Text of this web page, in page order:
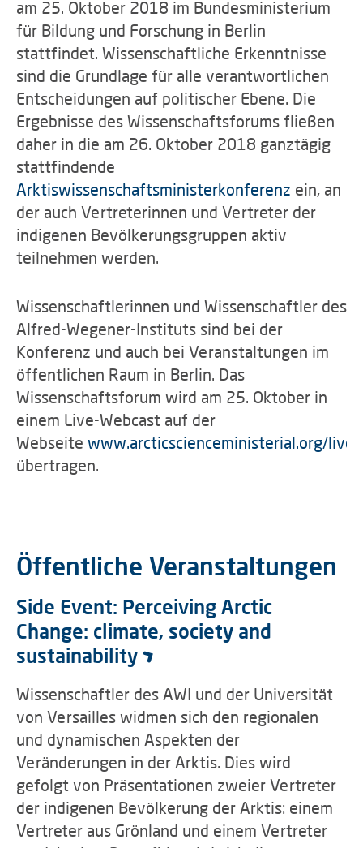
am 25. Oktober 2018 im Bundesministerium
für Bildung und Forschung in Berlin
stattfindet. Wissenschaftliche Erkenntnisse
sind die Grundlage für alle verantwortlichen
Entscheidungen auf politischer Ebene. Die
Ergebnisse des Wissenschaftsforums fließen
daher in die am 26. Oktober 2018 ganztägig
stattfindende
Arktiswissenschaftsministerkonferenz ein, an
der auch Vertreterinnen und Vertreter der
indigenen Bevölkerungsgruppen aktiv
teilnehmen werden.
Wissenschaftlerinnen und Wissenschaftler des
Alfred-Wegener-Instituts sind bei der
Konferenz und auch bei Veranstaltungen im
öffentlichen Raum in Berlin. Das
Wissenschaftsforum wird am 25. Oktober in
einem Live-Webcast auf der
Webseite www.arcticscienceministerial.org/
übertragen.
Öffentliche Veranstaltungen
Side Event: Perceiving Arctic
Change: climate, society and
sustainability
Wissenschaftler des AWI und der Universität
von Versailles widmen sich den regionalen
und dynamischen Aspekten der
Veränderungen in der Arktis. Dies wird
gefolgt von Präsentationen zweier Vertreter
der indigenen Bevölkerung der Arktis: einem
Vertreter aus Grönland und einem Vertreter